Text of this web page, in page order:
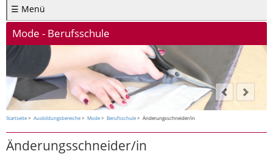
☰ Menü
Mode - Berufsschule
Startseite Ausbildungsbereiche Mode Berufsschule Änderungsschneider/in
Änderungsschneider/in